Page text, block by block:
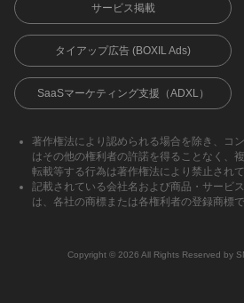
サービス掲載
タイアップ広告 (BOXIL Ads)
SaaSマーケティング支援（ADXL）
著作権法により認められる場合を除き、コ
はその他の権利者の許諾を得ることなく、
転載等する行為は著作権法により禁止されて
記載されている会社名および商品・サービ
は、各社の商標または各権利者の登録商標で
Copyright ©︎ 2026 All Rights Reserved by